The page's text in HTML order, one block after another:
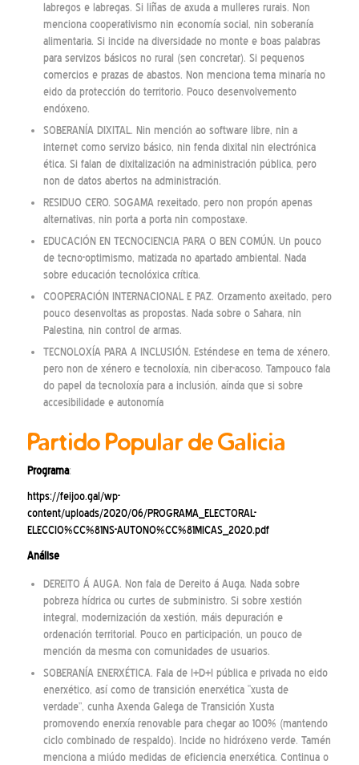
labregos e labregas. Si liñas de axuda a mulleres rurais. Non
menciona cooperativismo nin economía social, nin soberanía
alimentaria. Si incide na diversidade no monte e boas palabras
para servizos básicos no rural (sen concretar). Si pequenos
comercios e prazas de abastos. Non menciona tema minaría no
eido da protección do territorio. Pouco desenvolvemento
endóxeno.
SOBERANÍA DIXITAL. Nin mención ao software libre, nin a
internet como servizo básico, nin fenda dixital nin electrónica
ética. Si falan de dixitalización na administración pública, pero
non de datos abertos na administración.
RESIDUO CERO. SOGAMA rexeitado, pero non propón apenas
alternativas, nin porta a porta nin compostaxe.
EDUCACIÓN EN TECNOCIENCIA PARA O BEN COMÚN. Un pouco
de tecno-optimismo, matizada no apartado ambiental. Nada
sobre educación tecnolóxica crítica.
COOPERACIÓN INTERNACIONAL E PAZ. Orzamento axeitado, pero
pouco desenvoltas as propostas. Nada sobre o Sahara, nin
Palestina, nin control de armas.
TECNOLOXÍA PARA A INCLUSIÓN. Esténdese en tema de xénero,
pero non de xénero e tecnoloxía, nin ciber-acoso. Tampouco fala
do papel da tecnoloxía para a inclusión, aínda que si sobre
accesibilidade e autonomía
Partido Popular de Galicia
Programa:
https://feijoo.gal/wp-
content/uploads/2020/06/PROGRAMA_ELECTORAL-
ELECCIO%CC%81NS-AUTONO%CC%81MICAS_2020.pdf
Análise
DEREITO Á AUGA. Non fala de Dereito á Auga. Nada sobre
pobreza hídrica ou curtes de subministro. Si sobre xestión
integral, modernización da xestión, máis depuración e
ordenación territorial. Pouco en participación, un pouco de
mención da mesma con comunidades de usuarios.
SOBERANÍA ENERXÉTICA. Fala de I+D+I pública e privada no eido
enerxético, así como de transición enerxética “xusta de
verdade”, cunha Axenda Galega de Transición Xusta
promovendo enerxía renovable para chegar ao 100% (mantendo
ciclo combinado de respaldo). Incide no hidróxeno verde. Tamén
menciona a miúdo medidas de eficiencia enerxética. Continua o